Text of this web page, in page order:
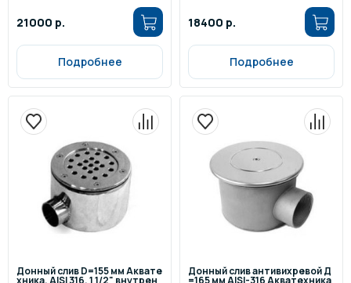
21000 р.
Подробнее
18400 р.
Подробнее
Донный слив D=155 мм Аквате
хника, AISI 316, 1 1/2" внутрен
Донный слив антивихревой Д
=165 мм AISI-316 Акватехника